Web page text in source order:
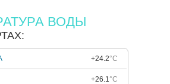
ВОДЫ
+24.2°C
+26.1°C